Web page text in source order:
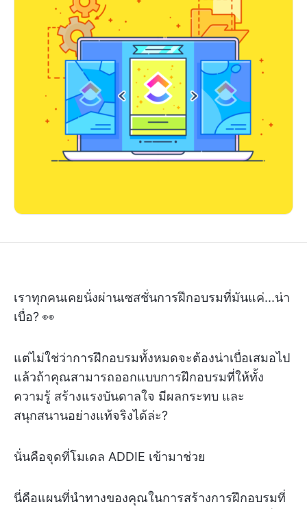
เราทุกคนเคยนั่งผ่านเซสชั่นการฝึกอบรมที่มันแค่...น่า
เบื่อ? 👀
แต่ไม่ใช่ว่าการฝึกอบรมทั้งหมดจะต้องน่าเบื่อเสมอไป
แล้วถ้าคุณสามารถออกแบบการฝึกอบรมที่ให้ทั้ง
ความรู้ สร้างแรงบันดาลใจ มีผลกระทบ และ
สนุกสนานอย่างแท้จริงได้ล่ะ?
นั่นคือจุดที่โมเดล ADDIE เข้ามาช่วย
นี่คือแผนที่นำทางของคุณในการสร้างการฝึกอบรมที่